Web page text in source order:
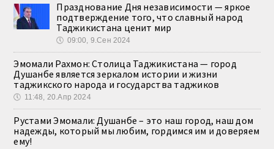
Празднование Дня независимости — яркое
подтверждение того, что славный народ
Таджикистана ценит мир
🕔 09:00, 9.Сен 2024
Эмомали Рахмон: Столица Таджикистана — город
Душанбе является зеркалом истории и жизни
таджикского народа и государства таджиков
🕔 11:48, 20.Апр 2024
Рустами Эмомали: Душанбе – это наш город, наш дом
надежды, который мы любим, гордимся им и доверяем
ему!